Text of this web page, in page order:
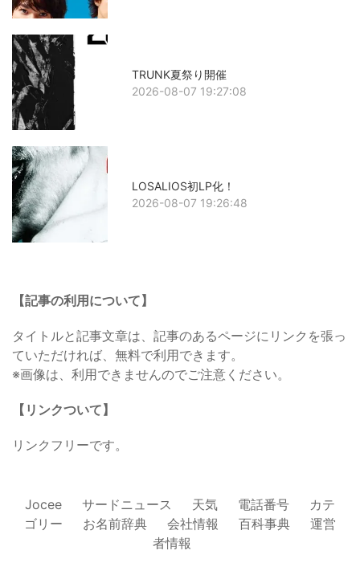
TRUNK夏祭り開催
2026-08-07 19:27:08
LOSALIOS初LP化！
2026-08-07 19:26:48
【記事の利用について】
タイトルと記事文章は、記事のあるページにリンクを張っ
ていただければ、無料で利用できます。
※画像は、利用できませんのでご注意ください。
【リンクついて】
リンクフリーです。
Jocee サードニュース 天気 電話番号
カテ
ゴリー
お名前辞典 会社情報 百科事典
運営
者情報